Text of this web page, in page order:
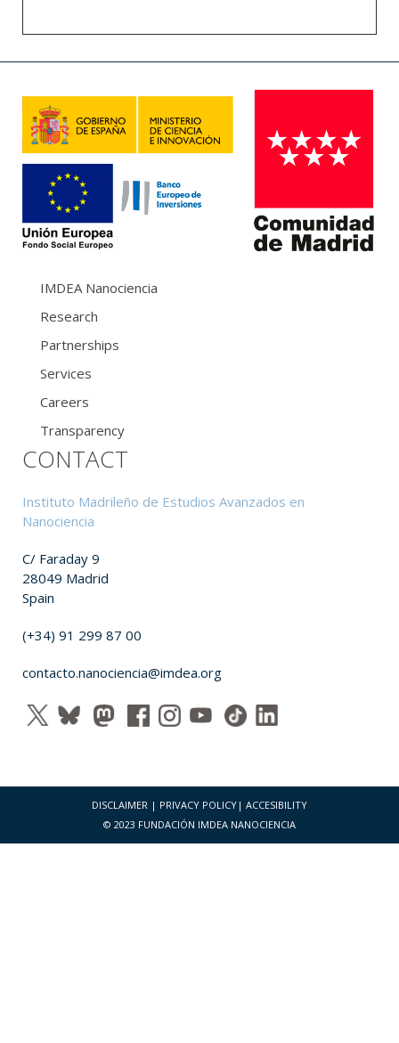
IMDEA Nanociencia
Research
Partnerships
Services
Careers
Transparency
CONTACT
Instituto Madrileño de Estudios Avanzados en
Nanociencia
C/ Faraday 9
28049 Madrid
Spain
(+34) 91 299 87 00
contacto.nanociencia@imdea.org
DISCLAIMER | PRIVACY POLICY | ACCESIBILITY
© 2023 FUNDACIÓN IMDEA NANOCIENCIA